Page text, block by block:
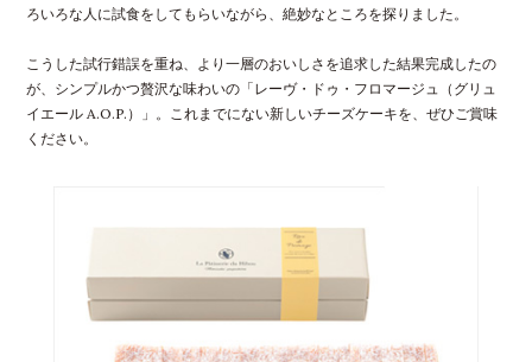
ろいろな人に試食をしてもらいながら、絶妙なところを探りました。
こうした試行錯誤を重ね、より一層のおいしさを追求した結果完成したの
が、シンプルかつ贅沢な味わいの「レーヴ・ドゥ・フロマージュ（グリュ
イエール A.O.P.）」。これまでにない新しいチーズケーキを、ぜひご賞味
ください。